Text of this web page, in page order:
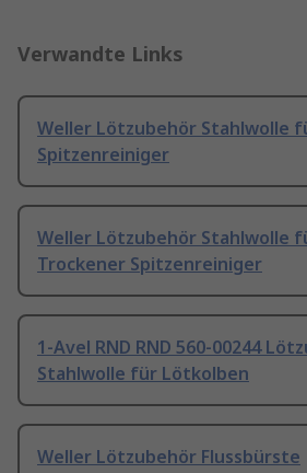
Verwandte Links
Weller Lötzubehör Stahlwolle
Spitzenreiniger
Weller Lötzubehör Stahlwolle
Trockener Spitzenreiniger
1-Avel RND RND 560-00244
Stahlwolle für Lötkolben
Weller Lötzubehör Flussbürste